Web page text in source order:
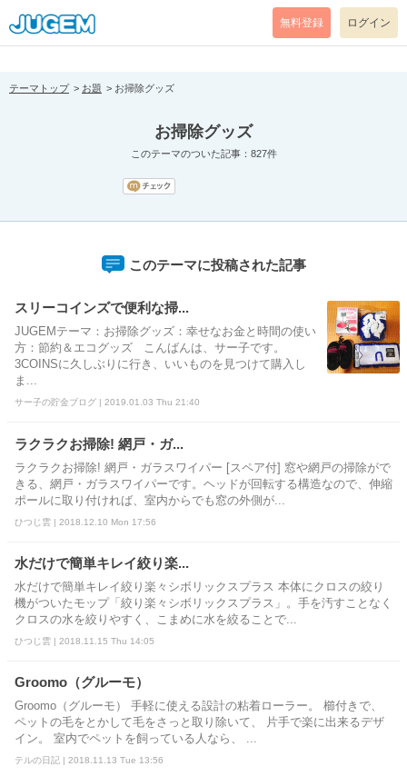
[pear_error: message="Success" code=0 mode=return level=notice
prefix="" info=""]
無料登録 ログイン
テーマトップ お題 お掃除グッズ
お掃除グッズ
このテーマのついた記事：827件
このテーマに投稿された記事
スリーコインズで便利な掃...
JUGEMテーマ：お掃除グッズ：幸せなお金と時間の使い
方：節約＆エコグッズ こんばんは、サー子です。
3COINSに久しぶりに行き、いいものを見つけて購入し
ま...
サー子の貯金ブログ | 2019.01.03 Thu 21:40
ラクラクお掃除! 網戸・ガ...
ラクラクお掃除! 網戸・ガラスワイパー [スペア付] 窓や網戸の掃除がで
きる、網戸・ガラスワイパーです。ヘッドが回転する構造なので、伸縮
ポールに取り付ければ、室内からでも窓の外側が...
ひつじ雲 | 2018.12.10 Mon 17:56
水だけで簡単キレイ絞り楽...
水だけで簡単キレイ絞り楽々シボリックスプラス 本体にクロスの絞り
機がついたモップ「絞り楽々シボリックスプラス」。手を汚すことなく
クロスの水を絞りやすく、こまめに水を絞ることで...
ひつじ雲 | 2018.11.15 Thu 14:05
Groomo（グルーモ）
Groomo（グルーモ） 手軽に使える設計の粘着ローラー。 櫛付きで、
ペットの毛をとかして毛をさっと取り除いて、 片手で楽に出来るデザ
イン。 室内でペットを飼っている人なら、 ...
テルの日記 | 2018.11.13 Tue 13:56